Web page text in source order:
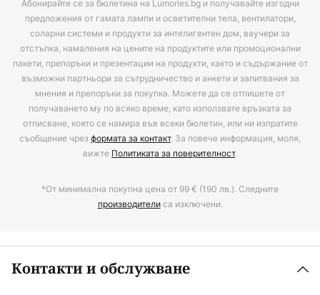
Абонирайте се за бюлетина на Lumories.bg и получавайте изгодни
предложения от гамата лампи и осветителни тела, вентилатори,
соларни системи и продукти за интелигентен дом, ваучери за
отстъпка, намаления на цените на продуктите или промоционални
пакети, препоръки и презентации на продукти, както и съдържание от
възможни партньори за сътрудничество и анкети и запитвания за
мнения и препоръки за покупка. Можете да се отпишете от
получаването му по всяко време, като използвате връзката за
отписване, която се намира във всеки бюлетин, или ни изпратите
съобщение чрезформата за контакт. За повече информация, моля,
вижте Политиката за поверителност.
*От минимална покупна цена от 99 € (190 лв.). Следните
производителиса изключени.
Контакти и обслужване